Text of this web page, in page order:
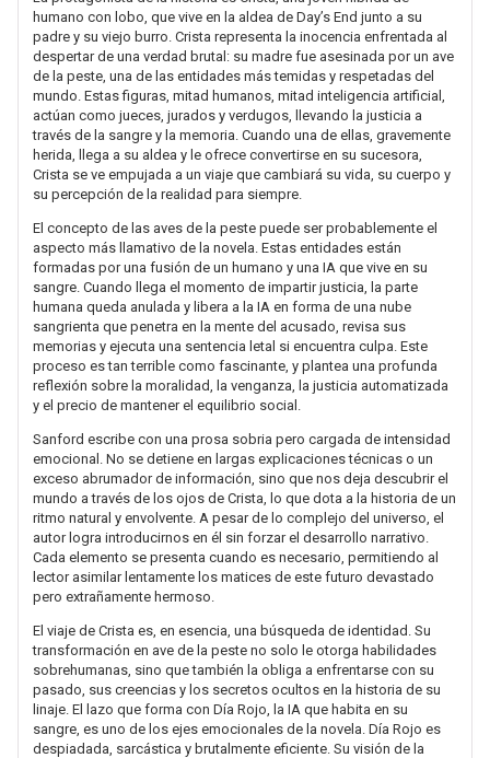
humano con lobo, que vive en la aldea de Day’s End junto a su
padre y su viejo burro. Crista representa la inocencia enfrentada al
despertar de una verdad brutal: su madre fue asesinada por un ave
de la peste, una de las entidades más temidas y respetadas del
mundo. Estas figuras, mitad humanos, mitad inteligencia artificial,
actúan como jueces, jurados y verdugos, llevando la justicia a
través de la sangre y la memoria. Cuando una de ellas, gravemente
herida, llega a su aldea y le ofrece convertirse en su sucesora,
Crista se ve empujada a un viaje que cambiará su vida, su cuerpo y
su percepción de la realidad para siempre.
El concepto de las aves de la peste puede ser probablemente el
aspecto más llamativo de la novela. Estas entidades están
formadas por una fusión de un humano y una IA que vive en su
sangre. Cuando llega el momento de impartir justicia, la parte
humana queda anulada y libera a la IA en forma de una nube
sangrienta que penetra en la mente del acusado, revisa sus
memorias y ejecuta una sentencia letal si encuentra culpa. Este
proceso es tan terrible como fascinante, y plantea una profunda
reflexión sobre la moralidad, la venganza, la justicia automatizada
y el precio de mantener el equilibrio social.
Sanford escribe con una prosa sobria pero cargada de intensidad
emocional. No se detiene en largas explicaciones técnicas o un
exceso abrumador de información, sino que nos deja descubrir el
mundo a través de los ojos de Crista, lo que dota a la historia de un
ritmo natural y envolvente. A pesar de lo complejo del universo, el
autor logra introducirnos en él sin forzar el desarrollo narrativo.
Cada elemento se presenta cuando es necesario, permitiendo al
lector asimilar lentamente los matices de este futuro devastado
pero extrañamente hermoso.
El viaje de Crista es, en esencia, una búsqueda de identidad. Su
transformación en ave de la peste no solo le otorga habilidades
sobrehumanas, sino que también la obliga a enfrentarse con su
pasado, sus creencias y los secretos ocultos en la historia de su
linaje. El lazo que forma con Día Rojo, la IA que habita en su
sangre, es uno de los ejes emocionales de la novela. Día Rojo es
despiadada, sarcástica y brutalmente eficiente. Su visión de la